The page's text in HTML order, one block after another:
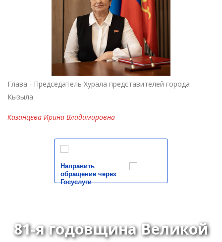
Глава - Председатель Хурала представителей города
Кызыла
Казанцева Ирина Владимировна
Направить
обращение через
Госуслуги
81-я годовщина Великой